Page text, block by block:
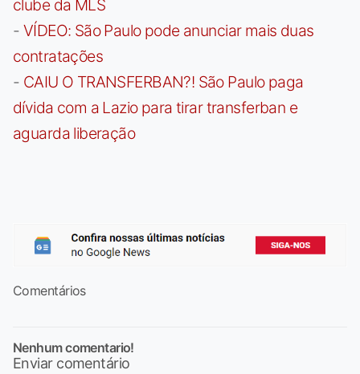
clube da MLS
- VÍDEO: São Paulo pode anunciar mais duas
contratações
- CAIU O TRANSFERBAN?! São Paulo paga
dívida com a Lazio para tirar transferban e
aguarda liberação
Comentários
Nenhum comentario!
Enviar comentário